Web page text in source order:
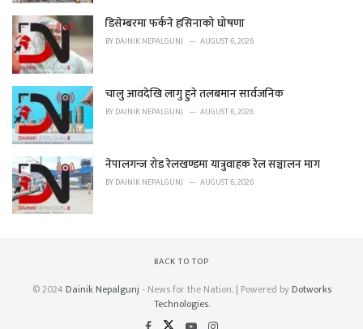
डिसेम्बरमा फर्कने हसिनाको घोषणा
BYDAINIK NEPALGUNJ AUGUST 6, 2026
चालु आवदेखि लागु हुने तलबमान सार्वजनिक
BYDAINIK NEPALGUNJ AUGUST 6, 2026
नेपालगन्ज रोड रेलखण्डमा यात्रुवाहक रेल सञ्चालन माग
BYDAINIK NEPALGUNJ AUGUST 6, 2026
BACK TO TOP
© 2024 Dainik Nepalgunj - News for the Nation. | Powered byDotworks
Technologies.